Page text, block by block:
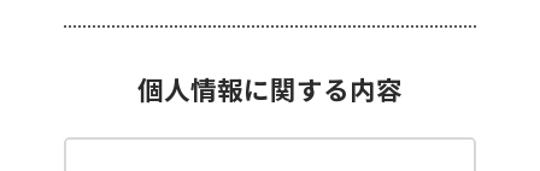
個人情報に関する内容